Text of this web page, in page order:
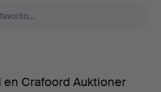
Crafoord Auktioner